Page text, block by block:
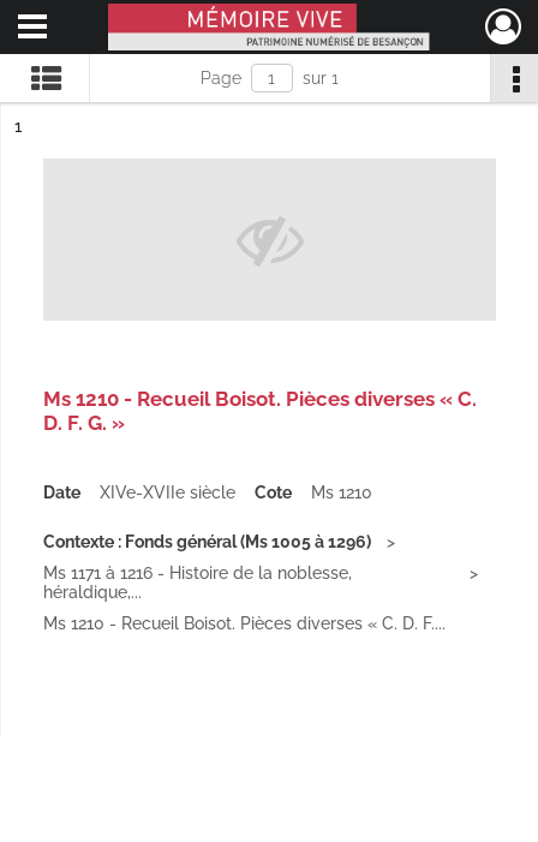
Mémoire Vive patrimoine numérisé de Besançon
Ouvrir le menu déroulant
Page sur 1
n°
1
Ms 1210 - Recueil Boisot. Pièces diverses « C.
D. F. G. »
Date XIVe-XVIIe siècle Cote Ms 1210
Contexte : Fonds général (Ms 1005 à 1296)
Ms 1171 à 1216 - Histoire de la noblesse,
héraldique,...
Ms 1210 - Recueil Boisot. Pièces diverses « C. D. F....